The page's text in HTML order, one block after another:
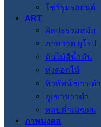
โชว์รูมรถยนต์
ART
ศิลปะร่วมสมัย
ภาพวาด ยุโรป
ต้นไม้สีน้ำมัน
ทุ่งดอกไม้
ทิวทัศน์ ขาว-ดำ
ภูเขาขาวดำ
พลบค่ำเมฆฝน
ภาพมงคล